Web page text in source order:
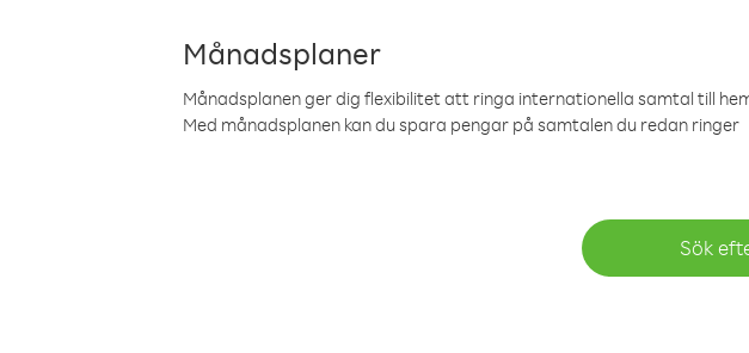
Månadsplaner
Månadsplanen ger dig flexibilitet att ringa internationella samtal till
Med månadsplanen kan du spara pengar på samtalen du redan ringer
Sök